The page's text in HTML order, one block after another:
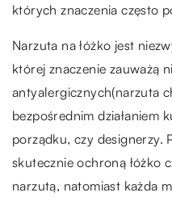
których znaczenia często
Narzuta na łóżko jest
której znaczenie zauważą
antyalergicznych(narzuta
bezpośrednim działaniem
porządku, czy designerzy.
skutecznie ochroną łóżko
narzutą, natomiast każda